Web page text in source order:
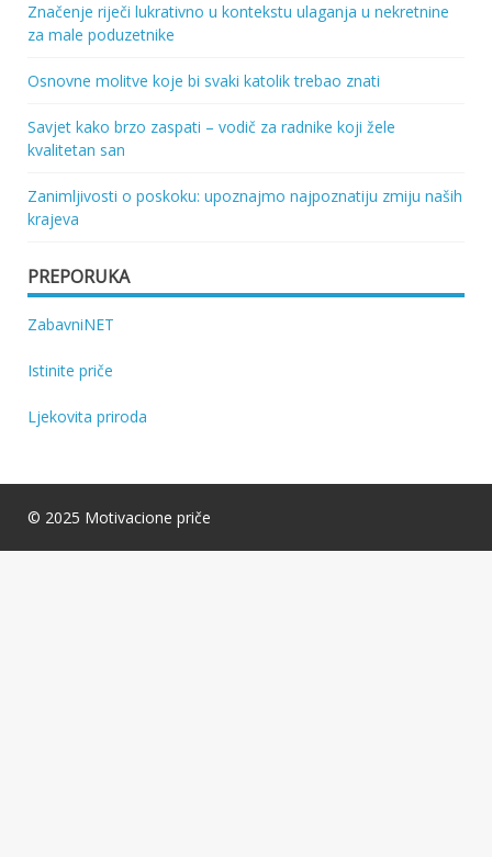
Značenje riječi lukrativno u kontekstu ulaganja u nekretnine
za male poduzetnike
Osnovne molitve koje bi svaki katolik trebao znati
Savjet kako brzo zaspati – vodič za radnike koji žele
kvalitetan san
Zanimljivosti o poskoku: upoznajmo najpoznatiju zmiju naših
krajeva
PREPORUKA
ZabavniNET
Istinite priče
Ljekovita priroda
© 2025 Motivacione priče